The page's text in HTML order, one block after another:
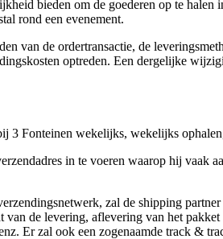
bieden om de goederen op te
rond een evenement.
van de ordertransactie, de
optreden. Een dergelijke
3 Fonteinen wekelijks, wekelijks
in te voeren waarop hij vaak
zal de shipping
van de levering, aflevering van het
Er zal ook een zogenaamde track &